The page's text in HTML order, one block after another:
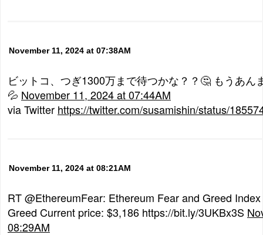
November 11, 2024 at 07:38AM
ビットコ、つぎ1300万まで待つかな？？🤔 もうあん
💦 November 11, 2024 at 07:44AM
via Twitter https://twitter.com/susamishin/status/
November 11, 2024 at 08:21AM
RT @EthereumFear: Ethereum Fear and Greed
Greed Current price: $3,186 https://bit.ly/3UKBx3S
08:29AM